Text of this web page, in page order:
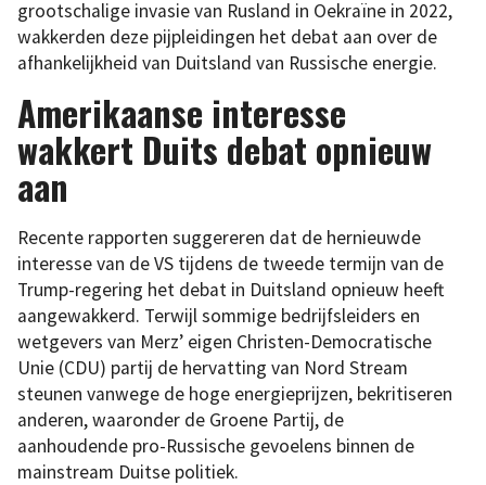
grootschalige invasie van Rusland in Oekraïne in 2022,
wakkerden deze pijpleidingen het debat aan over de
afhankelijkheid van Duitsland van Russische energie.
Amerikaanse interesse
wakkert Duits debat opnieuw
aan
Recente rapporten suggereren dat de hernieuwde
interesse van de VS tijdens de tweede termijn van de
Trump-regering het debat in Duitsland opnieuw heeft
aangewakkerd. Terwijl sommige bedrijfsleiders en
wetgevers van Merz’ eigen Christen-Democratische
Unie (CDU) partij de hervatting van Nord Stream
steunen vanwege de hoge energieprijzen, bekritiseren
anderen, waaronder de Groene Partij, de
aanhoudende pro-Russische gevoelens binnen de
mainstream Duitse politiek.